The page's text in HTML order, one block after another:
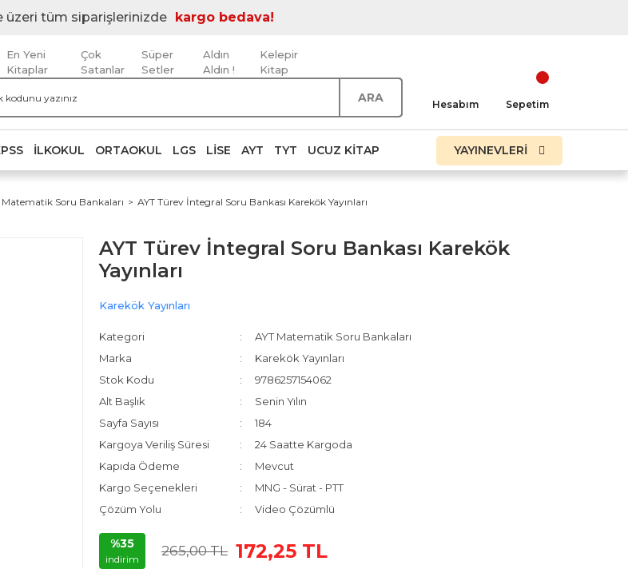
üzeri tüm siparişlerinizde kargo bedava!
En Yeni
Kitaplar
Çok
Satanlar
Süper
Setler
Aldın
Aldın !
Kelepir
Kitap
ARA Hesabım Sepetim
İLKOKUL ORTAOKUL LGS LISE AYT TYT UCUZ KITAP YAYINEVLERİ
Matematik Soru Bankaları AYT Türev İntegral Soru Bankası Karekök Yayınları
AYT Türev İntegral Soru Bankası Karekök
Yayınları
Karekök Yayınları
Kategori
AYT Matematik Soru Bankaları
Marka
Karekök Yayınları
Stok Kodu
9786257154062
Alt Başlık
Senin Yılın
Sayfa Sayısı
184
Kargoya Veriliş Süresi
24 Saatte Kargoda
Kapıda Ödeme
Mevcut
Kargo Seçenekleri
MNG - Sürat - PTT
Çözüm Yolu
Video Çözümlü
%35
indirim
265,00 TL 172,25 TL